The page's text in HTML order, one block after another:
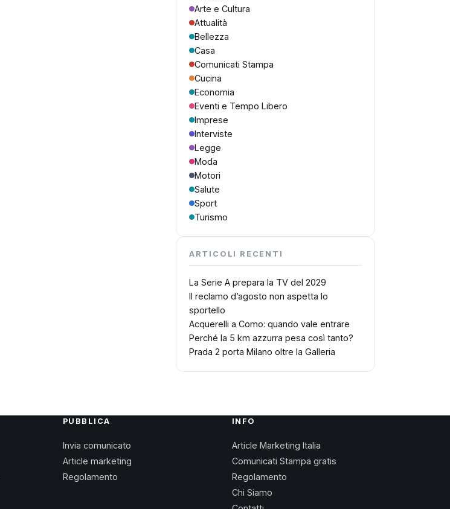
Arte e Cultura
Attualità
Bellezza
Casa
Comunicati Stampa
Cucina
Economia
Eventi e Tempo Libero
Imprese
Interviste
Legge
Moda
Motori
Salute
Sport
Turismo
ARTICOLI RECENTI
La Serie A prepara la TV del 2029
Il reclamo d’agosto non aspetta lo
sportello
Acquerelli a Como: quando vale entrare
Perché la 5 km azzurra pesa così tanto?
Prada 2 porta Milano oltre la Galleria
PUBBLICA
Invia comunicato
Article marketing
Regolamento
INFO
Article Marketing Italia
Comunicati Stampa gratis
Regolamento
Chi Siamo